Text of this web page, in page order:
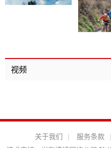
视频
关于我们 | 服务条款 |